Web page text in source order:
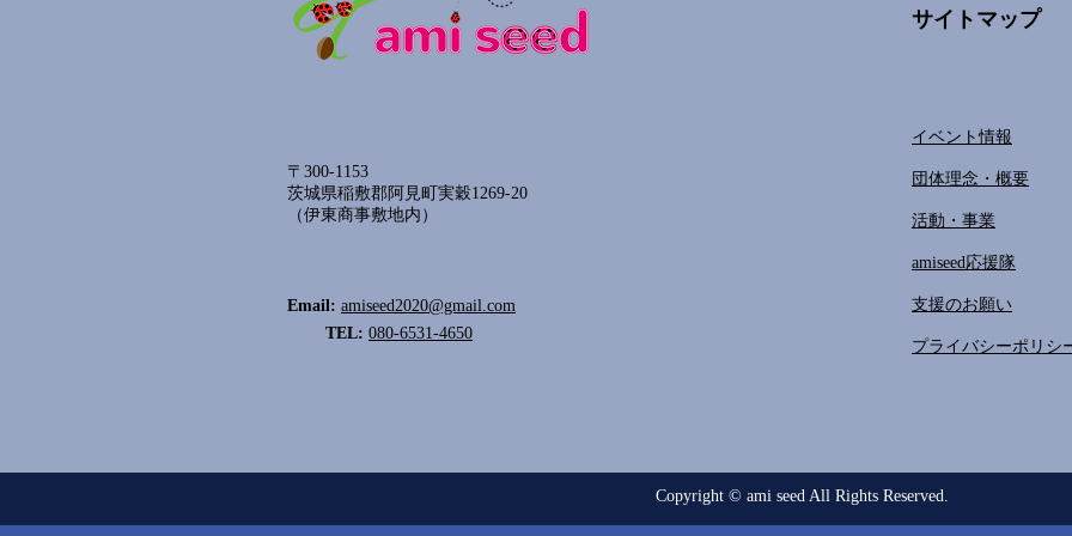
〒300-1153
茨城県稲敷郡阿見町実穀1269-20
​（伊東商事敷地内）
Email: amiseed2020@gmail.com
TEL: 080-6531-4650
サイトマップ
イベント情報
団体理念・概要
活動・事業
amiseed応援隊
支援のお願い
プライバシーポリシ
Copyright © ami seed All Rights Reserved.